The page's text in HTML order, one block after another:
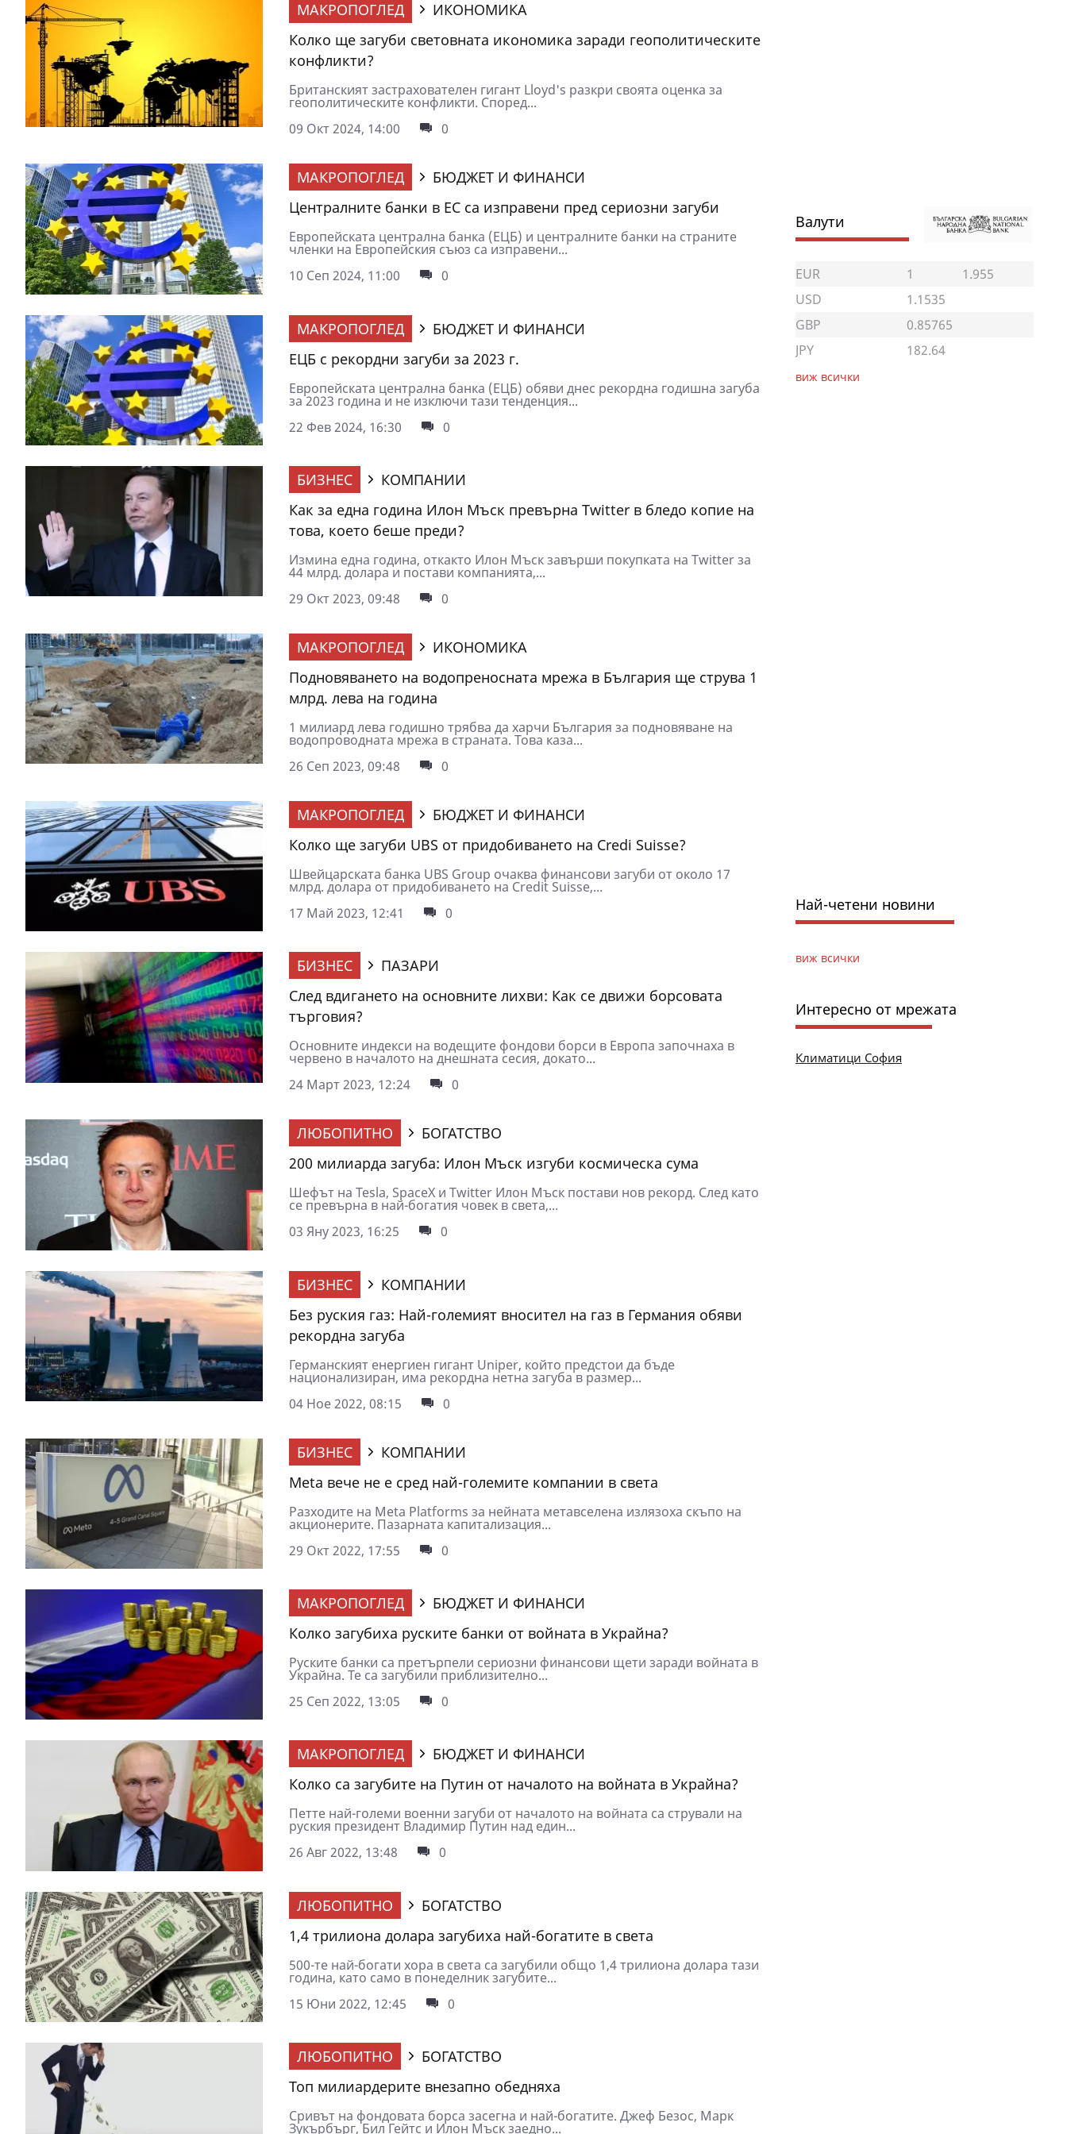
МАКРОПОГЛЕД
ИКОНОМИКА
Колко ще загуби световната икономика заради геополитическите
конфликти?
Британският застрахователен гигант Lloyd's разкри своята оценка за
геополитическите конфликти. Според...
09 Окт 2024, 14:00
0
МАКРОПОГЛЕД
БЮДЖЕТ И ФИНАНСИ
Централните банки в ЕС са изправени пред сериозни загуби
Европейската централна банка (ЕЦБ) и централните банки на страните
членки на Европейския съюз са изправени...
10 Сеп 2024, 11:00
0
МАКРОПОГЛЕД
БЮДЖЕТ И ФИНАНСИ
ЕЦБ с рекордни загуби за 2023 г.
Европейската централна банка (ЕЦБ) обяви днес рекордна годишна загуба
за 2023 година и не изключи тази тенденция...
22 Фев 2024, 16:30
0
БИЗНЕС
КОМПАНИИ
Как за една година Илон Мъск превърна Twitter в бледо копие на
това, което беше преди?
Измина една година, откакто Илон Мъск завърши покупката на Twitter за
44 млрд. долара и постави компанията,...
29 Окт 2023, 09:48
0
МАКРОПОГЛЕД
ИКОНОМИКА
Подновяването на водопреносната мрежа в България ще струва 1
млрд. лева на година
1 милиард лева годишно трябва да харчи България за подновяване на
водопроводната мрежа в страната. Това каза...
26 Сеп 2023, 09:48
0
МАКРОПОГЛЕД
БЮДЖЕТ И ФИНАНСИ
Колко ще загуби UBS от придобиването на Credi Suisse?
Швейцарската банка UBS Group очаква финансови загуби от около 17
млрд. долара от придобиването на Credit Suisse,...
17 Май 2023, 12:41
0
БИЗНЕС
ПАЗАРИ
След вдигането на основните лихви: Как се движи борсовата
търговия?
Основните индекси на водещите фондови борси в Европа започнаха в
червено в началото на днешната сесия, докато...
24 Март 2023, 12:24
0
ЛЮБОПИТНО
БОГАТСТВО
200 милиарда загуба: Илон Мъск изгуби космическа сума
Шефът на Tesla, SpaceX и Twitter Илон Мъск постави нов рекорд. След като
се превърна в най-богатия човек в света,...
03 Яну 2023, 16:25
0
БИЗНЕС
КОМПАНИИ
Без руския газ: Най-големият вносител на газ в Германия обяви
рекордна загуба
Германският енергиен гигант Uniper, който предстои да бъде
национализиран, има рекордна нетна загуба в размер...
04 Ное 2022, 08:15
0
БИЗНЕС
КОМПАНИИ
Meta вече не е сред най-големите компании в света
Разходите на Meta Platforms за нейната метавселена излязоха скъпо на
акционерите. Пазарната капитализация...
29 Окт 2022, 17:55
0
МАКРОПОГЛЕД
БЮДЖЕТ И ФИНАНСИ
Колко загубиха руските банки от войната в Украйна?
Руските банки са претърпели сериозни финансови щети заради войната в
Украйна. Те са загубили приблизително...
25 Сеп 2022, 13:05
0
МАКРОПОГЛЕД
БЮДЖЕТ И ФИНАНСИ
Колко са загубите на Путин от началото на войната в Украйна?
Петте най-големи военни загуби от началото на войната са стрували на
руския президент Владимир Путин над един...
26 Авг 2022, 13:48
0
ЛЮБОПИТНО
БОГАТСТВО
1,4 трилиона долара загубиха най-богатите в света
500-те най-богати хора в света са загубили общо 1,4 трилиона долара тази
година, като само в понеделник загубите...
15 Юни 2022, 12:45
0
ЛЮБОПИТНО
БОГАТСТВО
Топ милиардерите внезапно обедняха
Сривът на фондовата борса засегна и най-богатите. Джеф Безос, Марк
Зукърбърг, Бил Гейтс и Илон Мъск заедно...
Валути
EUR 1
1.955
USD
1.1535
GBP
0.85765
JPY
182.64
виж всички
Най-четени новини
виж всички
Интересно от мрежата
Климатици София